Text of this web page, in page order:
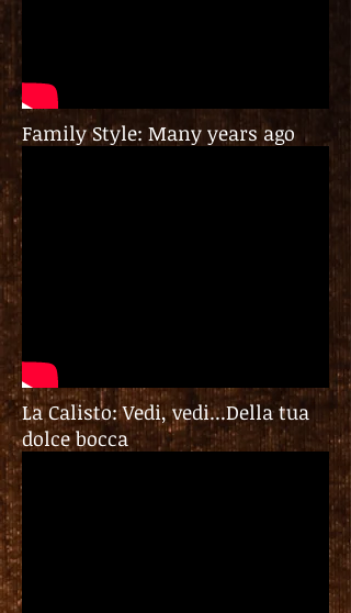
Family Style: Many years ago
La Calisto: Vedi, vedi...Della tua
dolce bocca